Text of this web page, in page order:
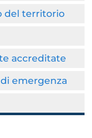
del territorio
accreditate
emergenza